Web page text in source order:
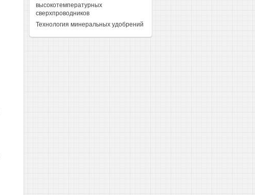
высокотемпературных
сверхпроводников
Технология минеральных удобрений